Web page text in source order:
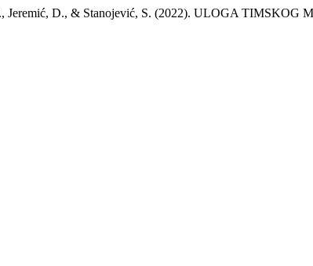
Jeremić, D., & Stanojević, S. (2022). ULOGA